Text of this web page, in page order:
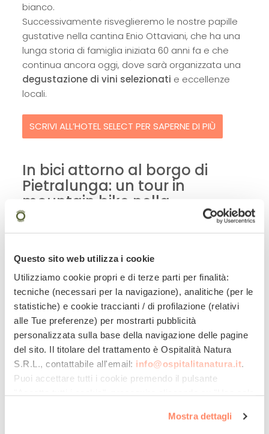
Questo sito web utilizza i cookie
Utilizziamo cookie propri e di terze parti per finalità:
tecniche (necessari per la navigazione), analitiche (per le
statistiche) e cookie traccianti / di profilazione (relativi
alle Tue preferenze) per mostrarti pubblicità
personalizzata sulla base della navigazione delle pagine
del sito. Il titolare del trattamento è Ospitalità Natura
S.R.L., contattabile all'email: info@ospitalitanatura.it.
Puoi accettare tutti i cookie premendo il pulsante
clic su "Personalizza". Al fine di revocare il consenso
Mostra dettagli
bianco.
Successivamente risveglieremo le nostre papille
gustative nella cantina Enio Ottaviani, che ha una
lunga storia di famiglia iniziata 60 anni fa e che
continua ancora oggi, dove sarà organizzata una
degustazione di vini selezionati e eccellenze
locali.
SCRIVI ALL’HOTEL SELECT PER SAPERNE DI PIÙ
In bici attorno al borgo di
Pietralunga: un tour in
mountain bike nella
campagna umbra.
amanti dellamountain bike: strade asfaltate che
Martinelli delBioagriturismo La Cerquami ha
suggeirto questo percorso perchè ideale per
visitare e godere della Natura della campagna
umbra,rispettando l’ambiente al 100%.
Infatti gli appassionati di storia e architettura si
troveranno a visitare il suggestivo borgo di
Pietralunga, dall’antichissima storia, circondato
interesse naturalistico e paesaggistico, come la